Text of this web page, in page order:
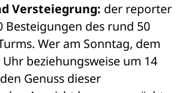
Versteiegrung:
Besteigungen des rund 50
Wer am Sonntag, dem
Uhr beziehungsweise um 14
Genuss dieser